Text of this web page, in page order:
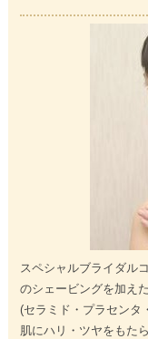
スペシャルブライダル
のシェービングを加え
(セラミド・プラセンタ
肌にハリ・ツヤをもた